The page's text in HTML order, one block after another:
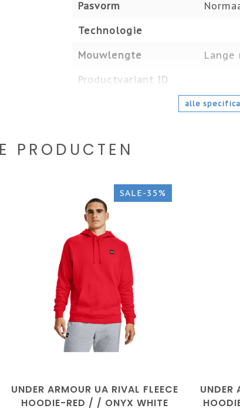
Pasvorm
Technologie
Mouwlengte Lange
Productvariant ID
alle
PRODUCTEN
SALE-35%
UNDER ARMOUR UA RIVAL FLEECE
HOODIE-RED / / ONYX WHITE
UNDER